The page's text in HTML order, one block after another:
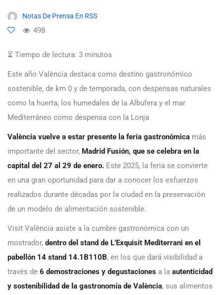
Notas De Prensa En RSS
498
⏳ Tiempo de lectura: 3 minutos
Este año València destaca como destino gastronómico
sostenible, de km 0 y de temporada, con despensas naturales
como la huerta, los humedales de la Albufera y el mar
Mediterráneo como despensa con la Lonja
València vuelve a estar presente la feria gastronómica más
importante del sector, Madrid Fusión, que se celebra en la
capital del 27 al 29 de enero. Este 2025, la feria se convierte
en una gran oportunidad para dar a conocer los esfuerzos
realizados durante décadas por la ciudad en la preservación
de un modelo de alimentación sostenible.
Visit València asiste a la cumbre gastronómica con un
mostrador, dentro del stand de L’Exquisit Mediterrani en el
pabellón 14 stand 14.1B110B, en los que dará visibilidad a
través de 6 demostraciones y degustaciones a la autenticidad
y sostenibilidad de la gastronomía de València, sus alimentos